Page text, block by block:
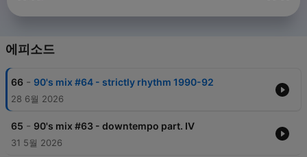
에피소드
66 - 90's mix #64 - strictly rhythm 1990-92
28 6월 2026
65 - 90's mix #63 - downtempo part. IV
31 5월 2026